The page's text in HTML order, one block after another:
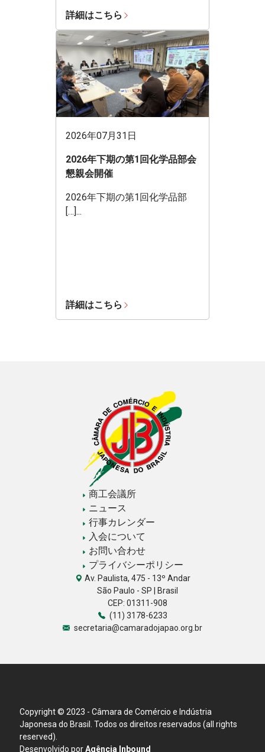
詳細はこちら
2026年07月31日
2026年下期の第1回化学品部会
懇親会開催
2026年下期の第1回化学品部
[…]...
詳細はこちら
商工会議所
ニュース
行事カレンダー
入会について
お問い合わせ
プライバシーポリシー
Av. Paulista, 475 - 13º Andar
São Paulo - SP | Brasil
CEP: 01311-908
(11) 3178-6233
secretaria@camaradojapao.org.br
Copyright © 2023 - Câmara de Comércio e Indústria
Japonesa do Brasil. Todos os direitos reservados (all rights
reserved).
Desenvolvido porAgência Inbound